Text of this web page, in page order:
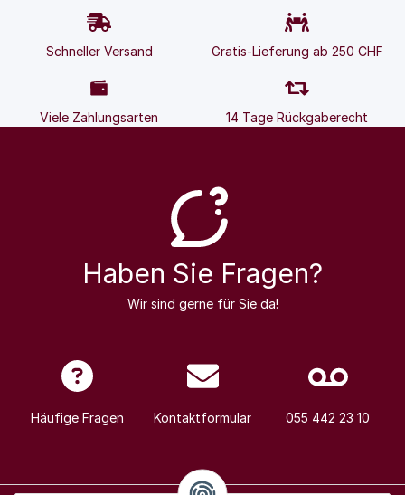
Schneller Versand Gratis-Lieferung ab 250 CHF
Viele Zahlungsarten 14 Tage Rückgaberecht
Haben Sie Fragen?
Wir sind gerne für Sie da!
Häufige Fragen Kontaktformular 055 442 23 10